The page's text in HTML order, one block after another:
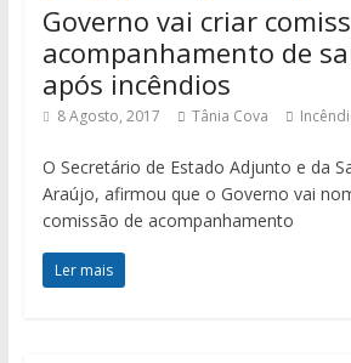
Governo vai criar
acompanhamento de
após incêndios
8 Agosto, 2017 Tânia Cova
O Secretário de Estado Adjunto e da
Araújo, afirmou que o Governo vai
comissão de acompanhamento
Ler mais